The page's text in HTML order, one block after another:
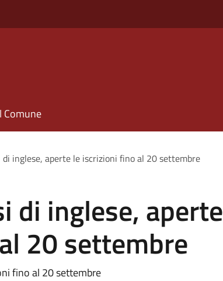
Comune
di inglese, aperte le iscrizioni fino al 20 settembre
di inglese, aperte
20 settembre
fino al 20 settembre